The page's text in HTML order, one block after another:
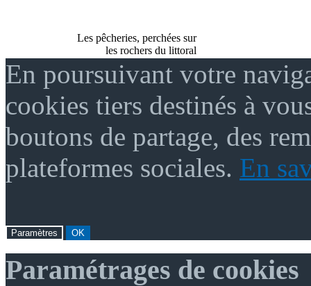
Les pêcheries, perchées sur
les rochers du littoral
En poursuivant votre
cookies tiers destinés à
boutons de partage, des
plateformes sociales. En
Paramètres OK
Paramétrages de cookies